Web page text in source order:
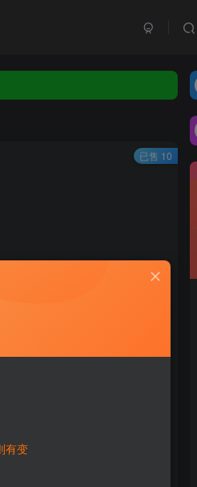
已售 10
有变